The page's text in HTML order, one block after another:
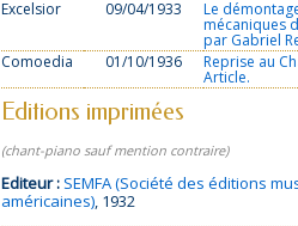
Excelsior
09/04/1933 Le
mécaniques
par Gabriel
Comoedia
01/10/1936 Reprise au
Article.
Editions imprimées
(chant-piano sauf mention contraire)
Editeur : SEMFA (Société des éditions
américaines), 1932